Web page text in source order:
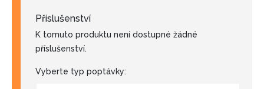
Příslušenství
K tomuto produktu není dostupné žádné
příslušenství.
Vyberte typ poptávky: